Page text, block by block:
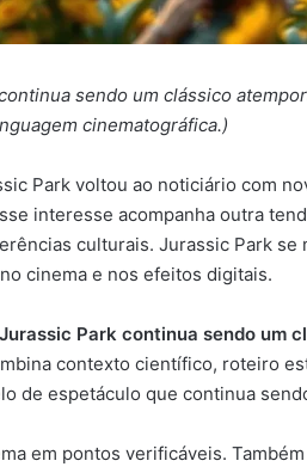
sendo um clássico
cinematográfica.)
Park voltou ao noticiário com
interesse acompanha outra
culturais. Jurassic Park
cinema e nos efeitos digitais.
Park continua sendo um
contexto científico, roteiro
de espetáculo que continua
em pontos verificáveis.